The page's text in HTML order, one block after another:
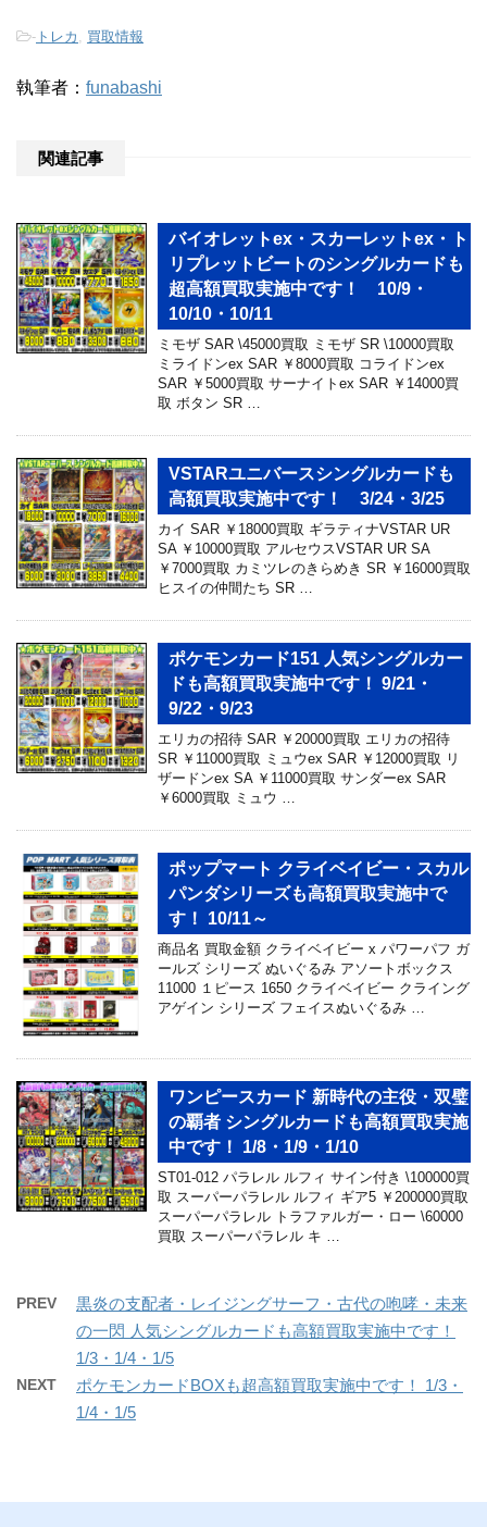
- トレカ 買取情報
執筆者： funabashi
関連記事
バイオレットex・スカーレットex・ト
リプレットビートのシングルカードも
超高額買取実施中です！ 10/9・
10/10・10/11
ミモザ SAR \45000買取 ミモザ SR \10000買取
ミライドンex SAR ￥8000買取 コライドンex
SAR ￥5000買取 サーナイトex SAR ￥14000買
取 ボタン SR …
VSTARユニバースシングルカードも
高額買取実施中です！ 3/24・3/25
カイ SAR ￥18000買取 ギラティナVSTAR UR
SA ￥10000買取 アルセウスVSTAR UR SA
￥7000買取 カミツレのきらめき SR ￥16000買取
ヒスイの仲間たち SR …
ポケモンカード151 人気シングルカー
ドも高額買取実施中です！ 9/21・
9/22・9/23
エリカの招待 SAR ￥20000買取 エリカの招待
SR ￥11000買取 ミュウex SAR ￥12000買取 リ
ザードンex SA ￥11000買取 サンダーex SAR
￥6000買取 ミュウ …
ポップマート クライベイビー・スカル
パンダシリーズも高額買取実施中で
す！ 10/11～
商品名 買取金額 クライベイビー x パワーパフ ガ
ールズ シリーズ ぬいぐるみ アソートボックス
11000 １ピース 1650 クライベイビー クライング
アゲイン シリーズ フェイスぬいぐるみ …
ワンピースカード 新時代の主役・双璧
の覇者 シングルカードも高額買取実施
中です！ 1/8・1/9・1/10
ST01-012 パラレル ルフィ サイン付き \100000買
取 スーパーパラレル ルフィ ギア5 ￥200000買取
スーパーパラレル トラファルガー・ロー \60000
買取 スーパーパラレル キ …
PREV
黒炎の支配者・レイジングサーフ・古代の咆哮・未来
の一閃 人気シングルカードも高額買取実施中です！
1/3・1/4・1/5
NEXT
ポケモンカードBOXも超高額買取実施中です！ 1/3・
1/4・1/5